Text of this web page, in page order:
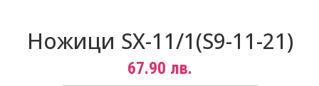
Ножици SX-11/1(S9-11-21)
67.90 лв.